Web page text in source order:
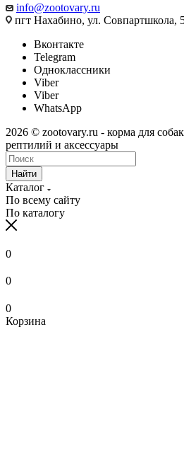
info@zootovary.ru
пгт Нахабино, ул. Совпартшкола,
Вконтакте
Telegram
Одноклассники
Viber
Viber
WhatsApp
2026 © zootovary.ru - корма для
рептилий и аксессуары
Найти
Каталог
По всему сайту
По каталогу
0
0
0
Корзина